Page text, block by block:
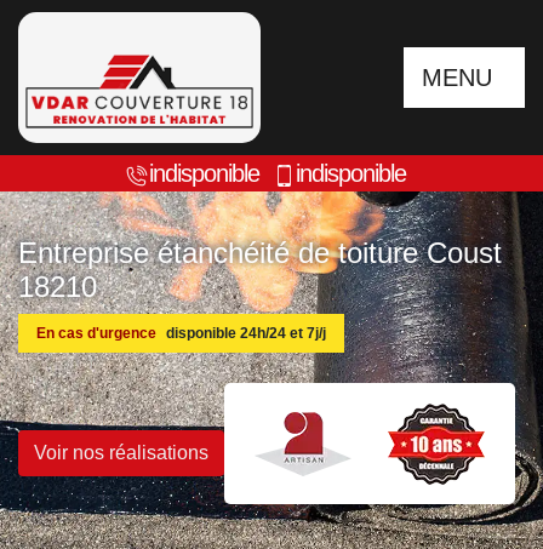
MENU
indisponible indisponible
Entreprise étanchéité de toiture Coust
18210
En cas d'urgence disponible 24h/24 et 7j/j
Voir nos réalisations